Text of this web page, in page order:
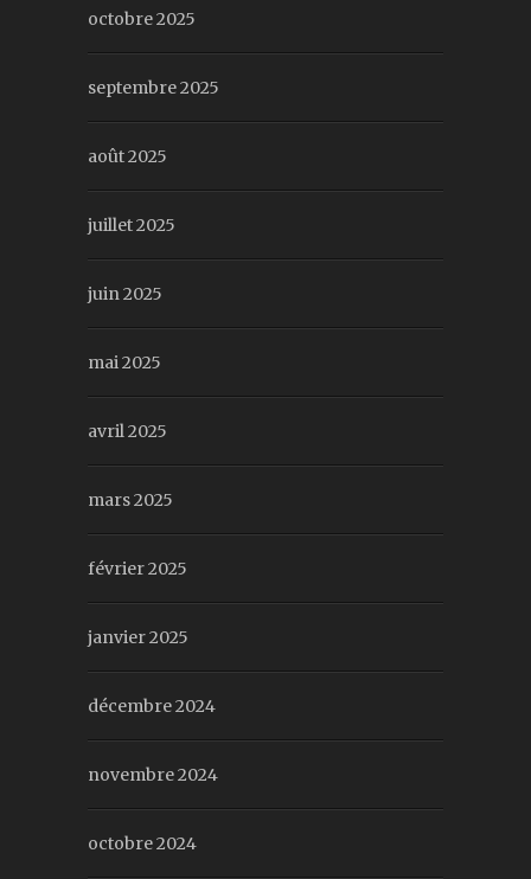
octobre 2025
septembre 2025
août 2025
juillet 2025
juin 2025
mai 2025
avril 2025
mars 2025
février 2025
janvier 2025
décembre 2024
novembre 2024
octobre 2024